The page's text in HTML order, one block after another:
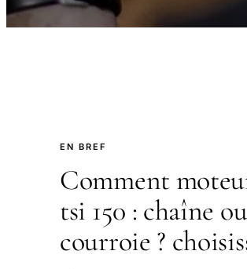
EN BREF
Comment
tsi 150 : chaîne ou
courroie ?